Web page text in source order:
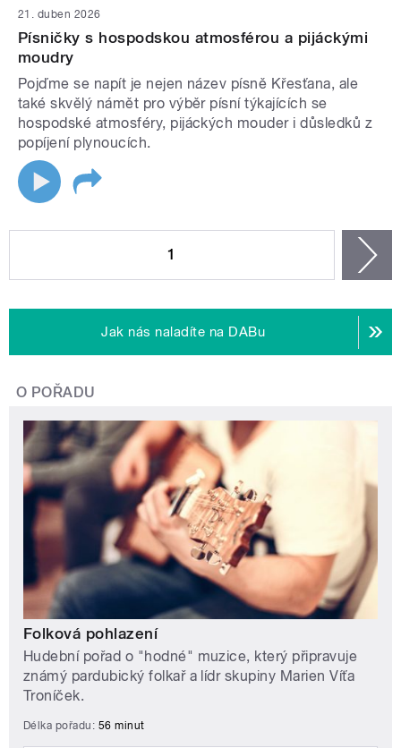
21. duben 2026
Písničky s hospodskou atmosférou a pijáckými
moudry
Pojďme se napít je nejen název písně Křesťana, ale
také skvělý námět pro výběr písní týkajících se
hospodské atmosféry, pijáckých mouder i důsledků z
popíjení plynoucích.
1
Jak nás naladíte na DABu
O POŘADU
Folková pohlazení
Hudební pořad o "hodné" muzice, který připravuje
známý pardubický folkař a lídr skupiny Marien Víťa
Troníček.
Délka pořadu: 56 minut